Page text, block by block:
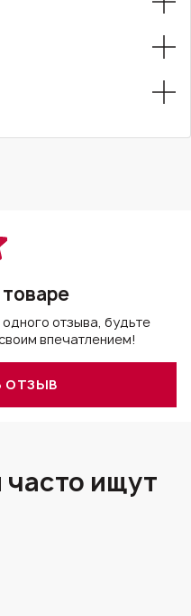
отзыва, будьте
впечатлением!
ОТЗЫВ
ищут